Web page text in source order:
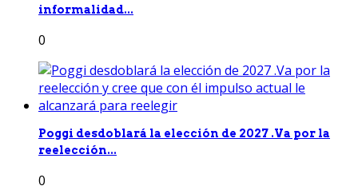
informalidad...
0
Poggi desdoblará la elección de 2027 .Va por la
reelección...
0